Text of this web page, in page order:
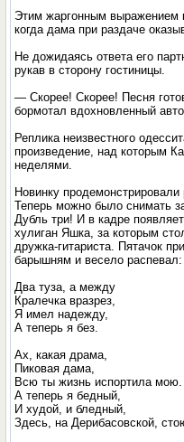
Этим жаргонным выражением
когда дама при раздаче
Не дожидаясь ответа его
рукав в сторону гостиницы.
— Скорее! Скорее! Песня
бормотал вдохновленный
Реплика неизвестного
произведение, над которым
неделями.
Новинку
Теперь можно было снимать
Дубль три! И в кадре
хулиган Яшка, за которым
дружка-гитариста. Пятачок
барышням и весело распевал:
Два туза, а между
Кралечка вразрез,
Я имел надежду,
А теперь я без.
Ах, какая драма,
Пиковая дама,
Всю ты жизнь испортила мою.
А теперь я бедный,
И худой, и бледный,
Здесь, на Дерибасовской,